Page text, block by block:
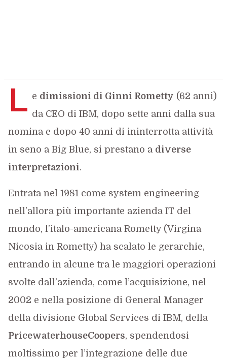
L e dimissioni di Ginni Rometty (62 anni)
da CEO di IBM, dopo sette anni dalla sua
nomina e dopo 40 anni di ininterrotta attività
in seno a Big Blue, si prestano a diverse
interpretazioni.
Entrata nel 1981 come system engineering
nell’allora più importante azienda IT del
mondo, l’italo-americana Rometty (Virgina
Nicosia in Rometty) ha scalato le gerarchie,
entrando in alcune tra le maggiori operazioni
svolte dall’azienda, come l’acquisizione, nel
2002 e nella posizione di General Manager
della divisione Global Services di IBM, della
PricewaterhouseCoopers, spendendosi
moltissimo per l’integrazione delle due